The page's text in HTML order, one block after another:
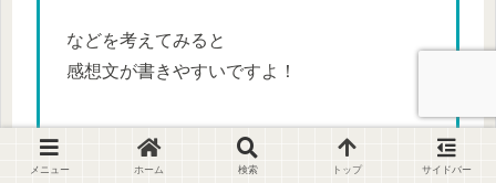
などを考えてみると
感想文が書きやすいですよ！
メニュー ホーム 検索 トップ サイドバー